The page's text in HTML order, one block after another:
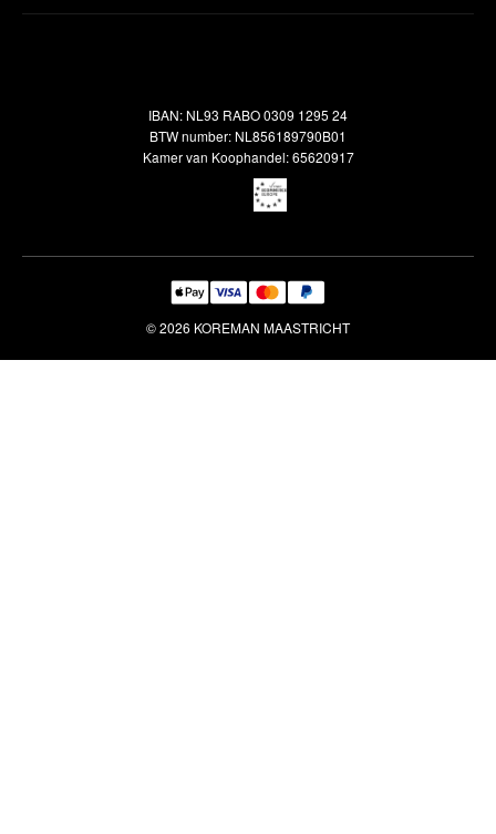
Veelgestelde vragen
Verzendbeleid
IBAN: NL93 RABO 0309 1295 24
BTW number: NL856189790B01
Kamer van Koophandel: 65620917
© 2026 KOREMAN MAASTRICHT